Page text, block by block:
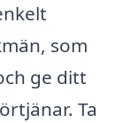
som
ge ditt
Ta